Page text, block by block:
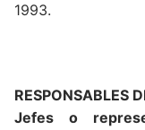
1993.
RESPONSABLES
Jefes o